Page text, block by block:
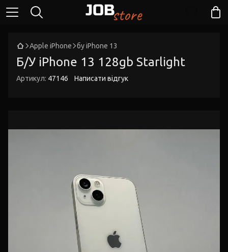
Apple iPhone бу iPhone 13
Б/У iPhone 13 128gb Starlight
Артикул: 47146 Написати відгук